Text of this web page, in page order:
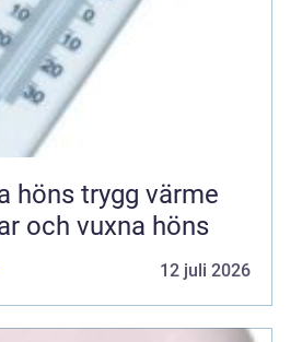
värme
och vuxna höns
12 juli 2026